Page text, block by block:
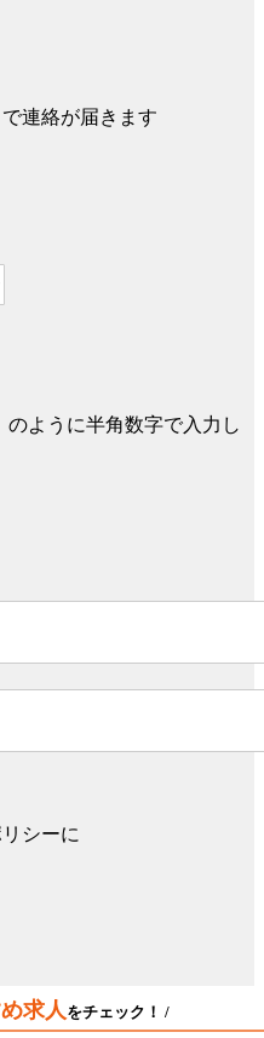
連絡が届きます
のように半角数字で入力し
シーに
求人をチェック！ /